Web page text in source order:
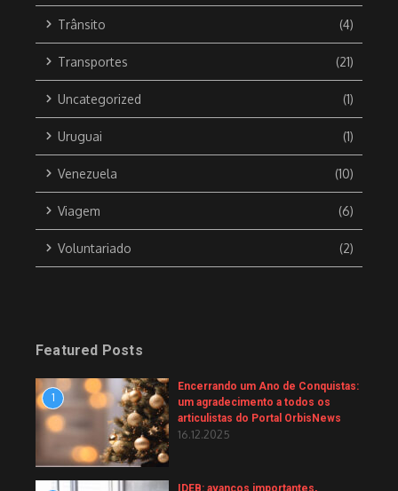
Trânsito (4)
Transportes (21)
Uncategorized (1)
Uruguai (1)
Venezuela (10)
Viagem (6)
Voluntariado (2)
Featured Posts
1
Encerrando um Ano de Conquistas:
um agradecimento a todos os
articulistas do Portal OrbisNews
16.12.2025
IDEB: avanços importantes,